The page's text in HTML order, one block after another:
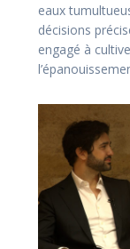
eaux
décisions
engagé à